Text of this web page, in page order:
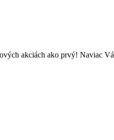
akciách ako prvý! Naviac